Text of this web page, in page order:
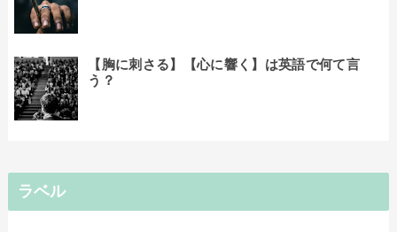
【胸に刺さる】【心に響く】は英語で何て言
う？
ラベル